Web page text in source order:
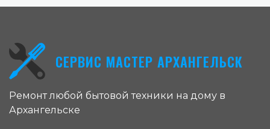
СЕРВИС МАСТЕР АРХАНГЕЛЬСК
Ремонт любой бытовой техники на дому в
Архангельске